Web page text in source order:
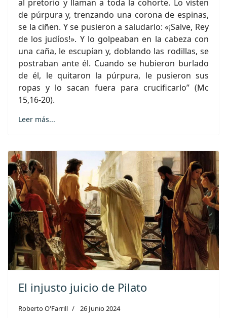
al pretorio y llaman a toda la cohorte. Lo visten
de púrpura y, trenzando una corona de espinas,
se la ciñen. Y se pusieron a saludarlo: «¡Salve, Rey
de los judíos!». Y lo golpeaban en la cabeza con
una caña, le escupían y, doblando las rodillas, se
postraban ante él. Cuando se hubieron burlado
de él, le quitaron la púrpura, le pusieron sus
ropas y lo sacan fuera para crucificarlo” (Mc
15,16-20).
Leer más...
El injusto juicio de Pilato
Roberto O'Farrill 26 Junio 2024